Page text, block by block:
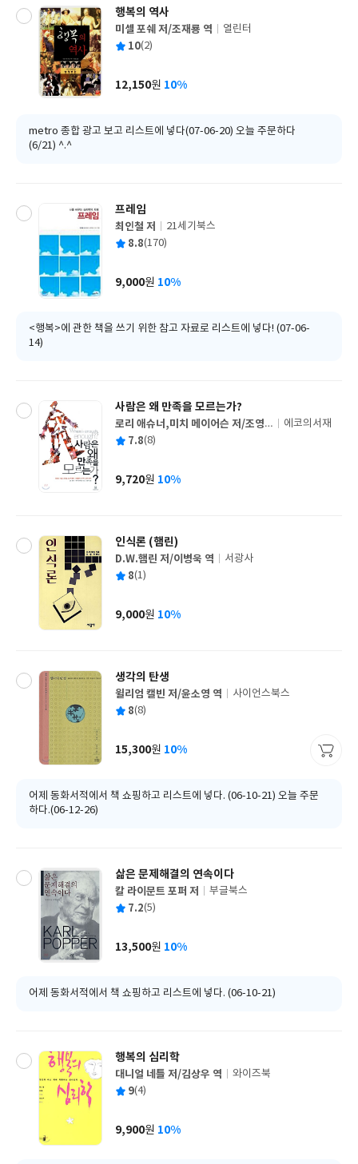
행복의 역사
글
쓴
미셀 포쉐 저/조재룡 역
출
사
열린터
평 10(2)
가
12,150원 10%
metro 종합 광고 보고 리스트에 넣다(07-06-20) 오늘 주문하다
(6/21) ^.^
프레임
글
쓴
최인철 저
출
사
21세기북스
평 8.8(170)
가
9,000원 10%
<행복>에 관한 책을 쓰기 위한 참고 자료로 리스트에 넣다! (07-06-
14)
사람은 왜 만족을 모르는가?
글
쓴
로리 애슈너,미치 메이어슨 저/조영
희 역
출
사
에코의서재
평 7.8(8)
가
9,720원 10%
인식론 (햄린)
글
쓴
D.W.햄린 저/이병욱 역
출
사
서광사
평 8(1)
가
9,000원 10%
생각의 탄생
글
쓴
윌리엄 캘빈 저/윤소영 역
출
사
사이언스북스
평 8(8)
가
15,300원 10%
어제 동화서적에서 책 쇼핑하고 리스트에 넣다. (06-10-21) 오늘 주문
하다.(06-12-26)
삶은 문제해결의 연속이다
글
쓴
칼 라이문트 포퍼 저
출
사
부글북스
평 7.2(5)
가
13,500원 10%
어제 동화서적에서 책 쇼핑하고 리스트에 넣다. (06-10-21)
행복의 심리학
글
쓴
대니얼 네틀 저/김상우 역
출
사
와이즈북
평 9(4)
가
9,900원 10%